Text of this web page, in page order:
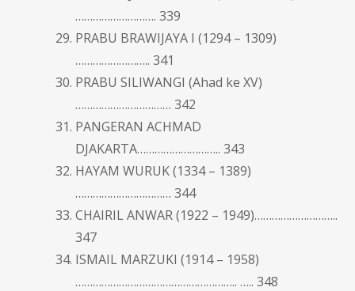
………………………. 339
PRABU BRAWIJAYA I (1294 – 1309)
…………………….. 341
PRABU SILIWANGI (Ahad ke XV)
…………………………… 342
PANGERAN ACHMAD
DJAKARTA……………………….. 343
HAYAM WURUK (1334 – 1389)
…………………………… 344
CHAIRIL ANWAR (1922 – 1949)………………………..
347
ISMAIL MARZUKI (1914 – 1958)
……………………………………………….. ….. 348